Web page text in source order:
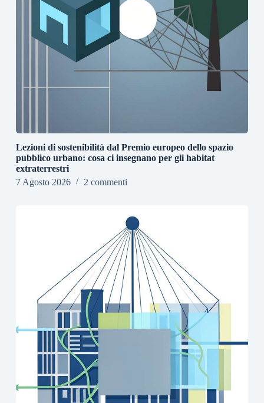
Lezioni di sostenibilità dal Premio europeo dello spazio
pubblico urbano: cosa ci insegnano per gli habitat
extraterrestri
7 Agosto 2026
2 commenti